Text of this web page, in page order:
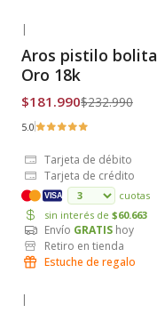
Envío Gratis
|
Aros pistilo bolita
Oro 18k
$181.990$232.990
5.0
Tarjeta de débito
Tarjeta de crédito
VISA
cuotas
sin interés de $60.663
Envío GRATIS hoy
Retiro en tienda
Estuche de regalo
|